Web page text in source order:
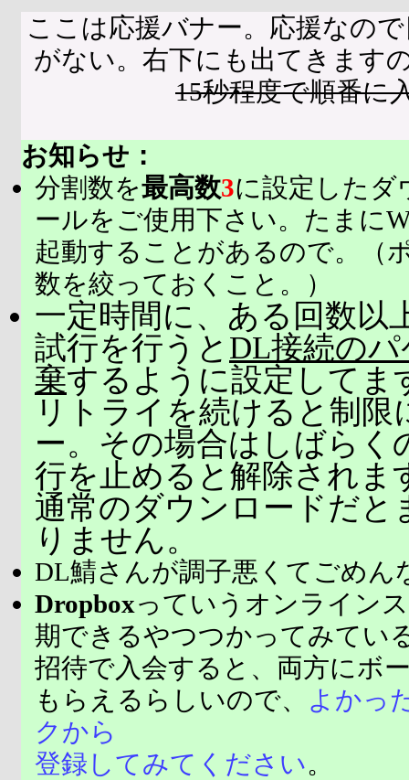
ここは応援バナー。応援なの
がない。右下にも出てきます
15秒程度で順番に
お知らせ：
分割数を最高数3に設定したダ
ールをご使用下さい。たまに
起動することがあるので。（
数を絞っておくこと。）
一定時間に、ある回数以
試行を行うと DL接続の
棄するように設定してま
リトライを続けると制限
ー。その場合はしばらく
行を止めると解除されま
通常のダウンロードだと
りません。
DL鯖さんが調子悪くてごめん
Dropboxっていうオンライン
期できるやつつかってみてい
招待で入会すると、両方にボ
もらえるらしいので、
よかっ
クから
登録してみてください。